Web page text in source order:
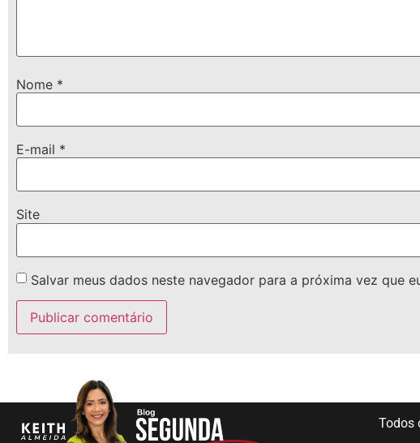
Nome *
E-mail *
Site
Salvar meus dados neste navegador para a próxima vez que
Todos